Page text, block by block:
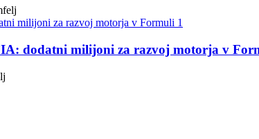
dodatni milijoni za razvoj motorja v